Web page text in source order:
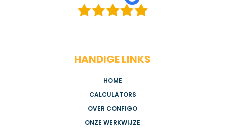
HANDIGE LINKS
HOME
CALCULATORS
OVER CONFIGO
ONZE WERKWIJZE